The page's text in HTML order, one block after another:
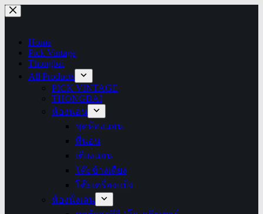
Skip
to
Home
Pick Vintage
Thongbai
All Products
PICK VINTAGE
THONGBAI
ห้องนอน
ชุดห้องนอน
ที่นอน
เตียงนอน
โต๊ะข้างเตียง
โต๊ะเครื่องแป้ง
ห้องนั่งเล่น